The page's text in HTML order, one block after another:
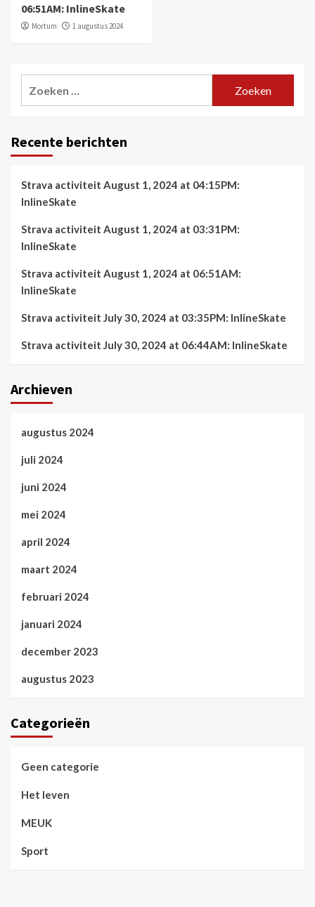
06:51AM: InlineSkate
Mortum 1 augustus 2024
Recente berichten
Strava activiteit August 1, 2024 at 04:15PM:
InlineSkate
Strava activiteit August 1, 2024 at 03:31PM:
InlineSkate
Strava activiteit August 1, 2024 at 06:51AM:
InlineSkate
Strava activiteit July 30, 2024 at 03:35PM: InlineSkate
Strava activiteit July 30, 2024 at 06:44AM: InlineSkate
Archieven
augustus 2024
juli 2024
juni 2024
mei 2024
april 2024
maart 2024
februari 2024
januari 2024
december 2023
augustus 2023
Categorieën
Geen categorie
Het leven
MEUK
Sport